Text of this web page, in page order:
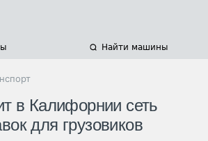
Найти машины
в Калифорнии сеть
для грузовиков